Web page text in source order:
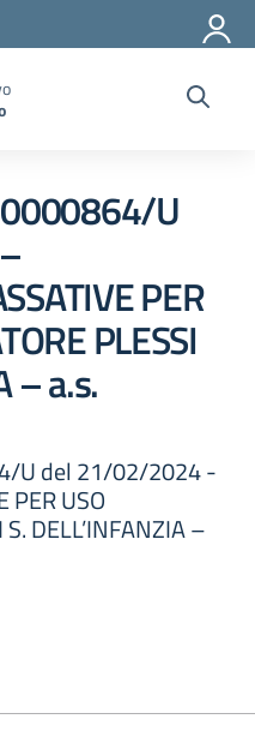
U
PER
PLESSI
– a.s.
U del 21/02/2024 -
PER USO
DELL’INFANZIA –